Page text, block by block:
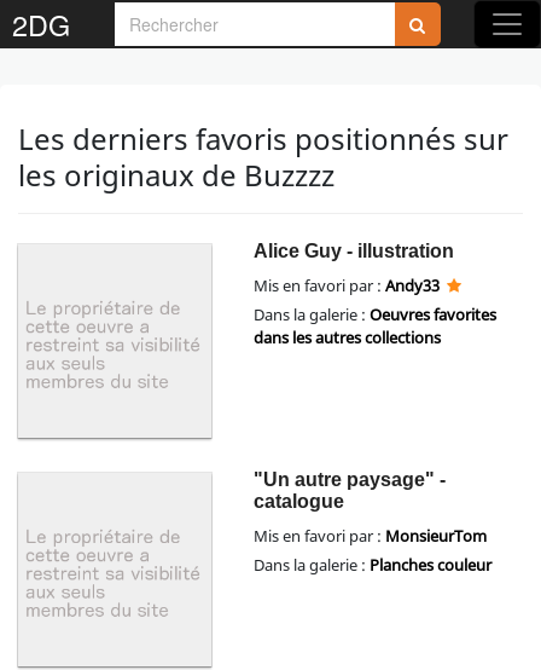
2DG
Les derniers favoris positionnés sur
les originaux de Buzzzz
Alice Guy - illustration
Mis en favori par : Andy33
Dans la galerie : Oeuvres favorites
dans les autres collections
"Un autre paysage" -
catalogue
Mis en favori par : MonsieurTom
Dans la galerie : Planches couleur